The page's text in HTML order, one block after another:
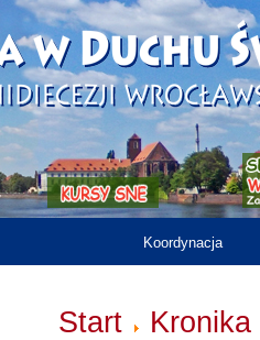
Koordynacja
Start Kronika